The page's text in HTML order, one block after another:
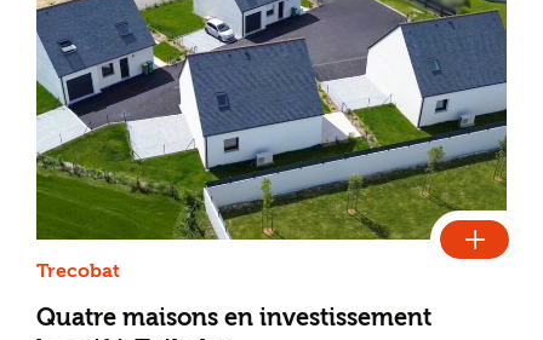
Trecobat
Quatre maisons en investissement